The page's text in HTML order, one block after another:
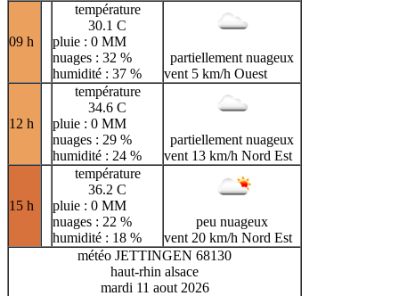
09 h
température
30.1 C
pluie : 0 MM
nuages : 32 %
humidité : 37 %
partiellement nuageux
vent 5 km/h Ouest
12 h
température
34.6 C
pluie : 0 MM
nuages : 29 %
humidité : 24 %
partiellement nuageux
vent 13 km/h Nord Est
15 h
température
36.2 C
pluie : 0 MM
nuages : 22 %
humidité : 18 %
peu nuageux
vent 20 km/h Nord Est
météo JETTINGEN 68130
haut-rhin alsace
mardi 11 aout 2026